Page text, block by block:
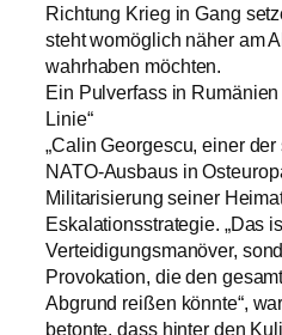
Richtung Krieg in Gang
steht womöglich näher am
wahrhaben möchten.
Ein Pulverfass in
Linie“
„Calin Georgescu, einer
NATO-Ausbaus in
Militarisierung seiner
Eskalationsstrategie. „Das
Verteidigungsmanöver,
Provokation, die den
Abgrund reißen könnte“,
betonte, dass hinter den